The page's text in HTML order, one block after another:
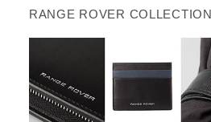
RANGE ROVER COLLECTION